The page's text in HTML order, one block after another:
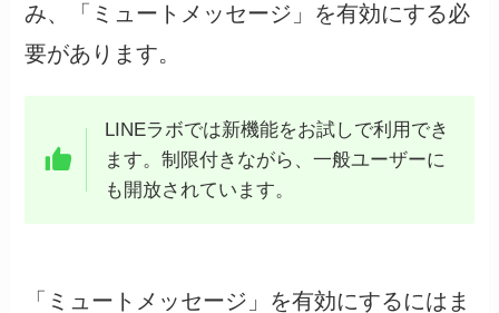
み、「ミュートメッセージ」を有効にする必
要があります。
LINEラボでは新機能をお試しで利用でき
ます。制限付きながら、一般ユーザーに
も開放されています。
「ミュートメッセージ」を有効にするにはま